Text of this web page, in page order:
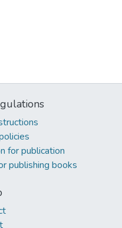
for publication
publishing books